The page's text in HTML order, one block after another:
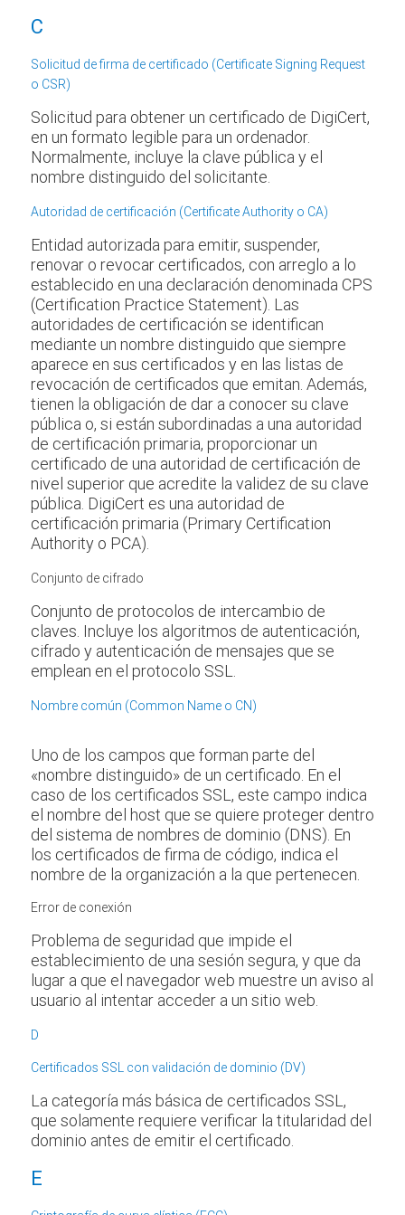
C
Solicitud de firma de certificado (Certificate Signing Request
o CSR)
Solicitud para obtener un certificado de DigiCert,
en un formato legible para un ordenador.
Normalmente, incluye la clave pública y el
nombre distinguido del solicitante.
Autoridad de certificación (Certificate Authority o CA)
Entidad autorizada para emitir, suspender,
renovar o revocar certificados, con arreglo a lo
establecido en una declaración denominada CPS
(Certification Practice Statement). Las
autoridades de certificación se identifican
mediante un nombre distinguido que siempre
aparece en sus certificados y en las listas de
revocación de certificados que emitan. Además,
tienen la obligación de dar a conocer su clave
pública o, si están subordinadas a una autoridad
de certificación primaria, proporcionar un
certificado de una autoridad de certificación de
nivel superior que acredite la validez de su clave
pública. DigiCert es una autoridad de
certificación primaria (Primary Certification
Authority o PCA).
Conjunto de cifrado
Conjunto de protocolos de intercambio de
claves. Incluye los algoritmos de autenticación,
cifrado y autenticación de mensajes que se
emplean en el protocolo SSL.
Nombre común (Common Name o CN)
Uno de los campos que forman parte del
«nombre distinguido» de un certificado. En el
caso de los certificados SSL, este campo indica
el nombre del host que se quiere proteger dentro
del sistema de nombres de dominio (DNS). En
los certificados de firma de código, indica el
nombre de la organización a la que pertenecen.
Error de conexión
Problema de seguridad que impide el
establecimiento de una sesión segura, y que da
lugar a que el navegador web muestre un aviso al
usuario al intentar acceder a un sitio web.
D
Certificados SSL con validación de dominio (DV)
La categoría más básica de certificados SSL,
que solamente requiere verificar la titularidad del
dominio antes de emitir el certificado.
E